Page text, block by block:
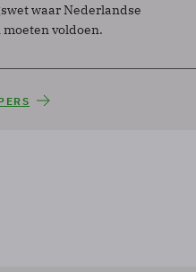
waar Nederlandse
voldoen.